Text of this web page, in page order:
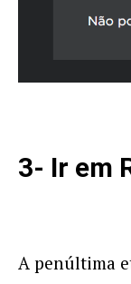
3- Ir em
A penúltima